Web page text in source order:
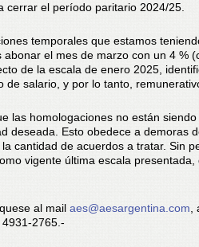
cerrar el período paritario 2024/25.
temporales que estamos
el mes de marzo con un 4 %
de la escala de enero 2025,
de salario, y por lo tanto,
las homologaciones no están siendo
deseada. Esto obedece a demoras
cantidad de acuerdos a tratar. Sin
vigente última escala presentada,
al mail aes@aesargentina.com
2765.-